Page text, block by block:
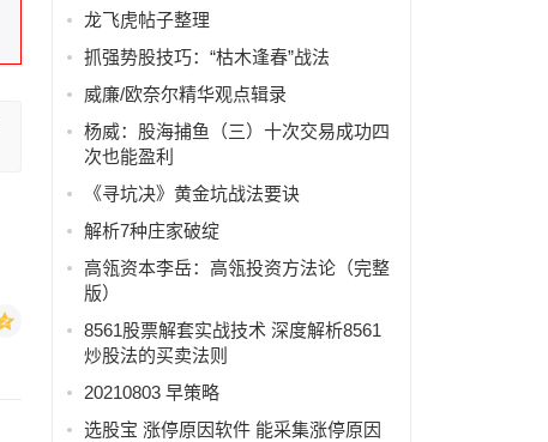
龙飞虎帖子整理
抓强势股技巧：“枯木逢春”战法
威廉/欧奈尔精华观点辑录
杨威：股海捕鱼（三）十次交易成功四
次也能盈利
《寻坑决》黄金坑战法要诀
解析7种庄家破绽
高瓴资本李岳：高瓴投资方法论（完整
版）
8561股票解套实战技术 深度解析8561
炒股法的买卖法则
20210803 早策略
选股宝 涨停原因软件 能采集涨停原因